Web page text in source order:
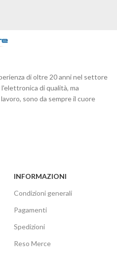
di oltre 20 anni nel settore
di qualità, ma
sono da sempre il cuore
INFORMAZIONI
Condizioni generali
Pagamenti
Spedizioni
Reso Merce